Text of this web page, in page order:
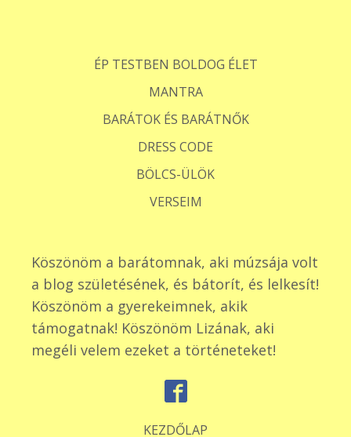
ÉP TESTBEN BOLDOG ÉLET
MANTRA
BARÁTOK ÉS BARÁTNŐK
DRESS CODE
BÖLCS-ÜLÖK
VERSEIM
Köszönöm a barátomnak, aki múzsája volt
a blog születésének, és bátorít, és lelkesít!
Köszönöm a gyerekeimnek, akik
támogatnak! Köszönöm Lizának, aki
megéli velem ezeket a történeteket!
KEZDŐLAP